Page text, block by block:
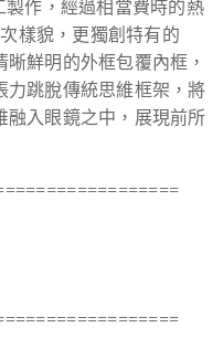
製作，經過相當費時的熱
樣貌，更獨創特有的
晰鮮明的外框包覆內框，
力跳脫傳統思維框架，將
融入眼鏡之中，展現前所